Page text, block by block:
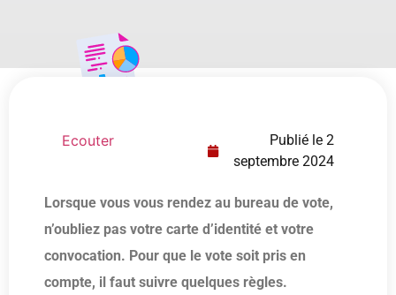
Ecouter Publié le 2
septembre 2024
Lorsque vous vous rendez au bureau de vote,
n’oubliez pas votre carte d’identité et votre
convocation. Pour que le vote soit pris en
compte, il faut suivre quelques règles.